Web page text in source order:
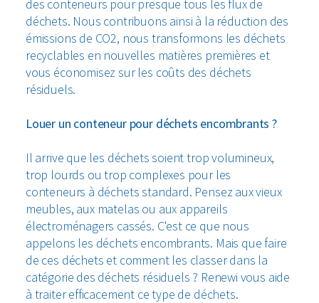
des conteneurs pour presque tous les flux de
déchets. Nous contribuons ainsi à la réduction des
émissions de CO2, nous transformons les déchets
recyclables en nouvelles matières premières et
vous économisez sur les coûts des déchets
résiduels.
Louer un conteneur pour déchets encombrants ?
Il arrive que les déchets soient trop volumineux,
trop lourds ou trop complexes pour les
conteneurs à déchets standard. Pensez aux vieux
meubles, aux matelas ou aux appareils
électroménagers cassés. C'est ce que nous
appelons les déchets encombrants. Mais que faire
de ces déchets et comment les classer dans la
catégorie des déchets résiduels ? Renewi vous aide
à traiter efficacement ce type de déchets.